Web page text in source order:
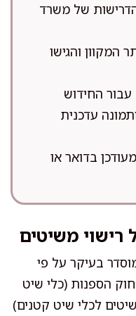
של משרד
המקוון והגישו
החידוש
עדכנית
בדואר או
משיטים
בעיקר על פי
הספנות (כלי שיט
לכלי שיט קטנים)